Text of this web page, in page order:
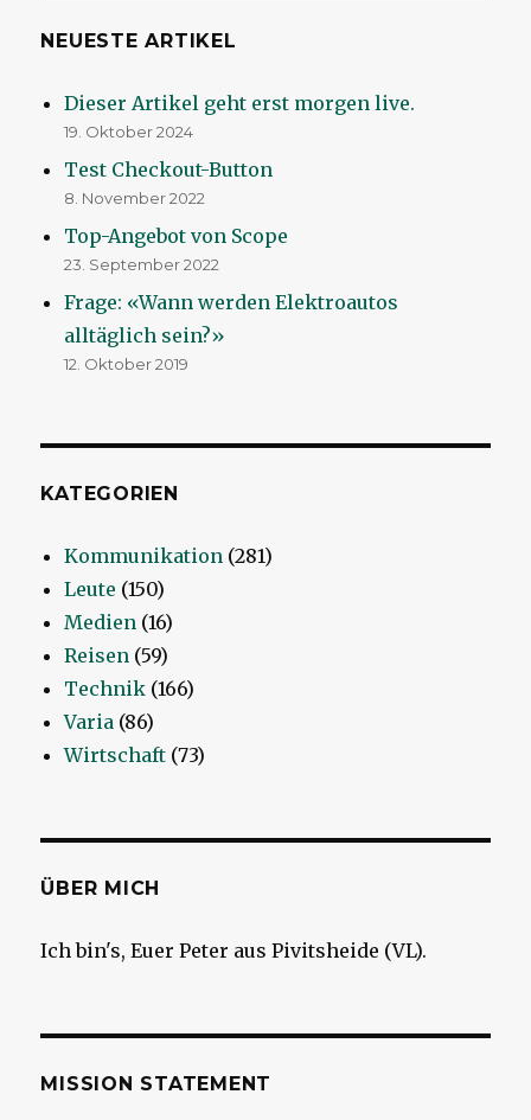
NEUESTE ARTIKEL
Dieser Artikel geht erst morgen live.
19. Oktober 2024
Test Checkout-Button
8. November 2022
Top-Angebot von Scope
23. September 2022
Frage: «Wann werden Elektroautos
alltäglich sein?»
12. Oktober 2019
KATEGORIEN
Kommunikation (281)
Leute (150)
Medien (16)
Reisen (59)
Technik (166)
Varia (86)
Wirtschaft (73)
ÜBER MICH
Ich bin's, Euer Peter aus Pivitsheide (VL).
MISSION STATEMENT